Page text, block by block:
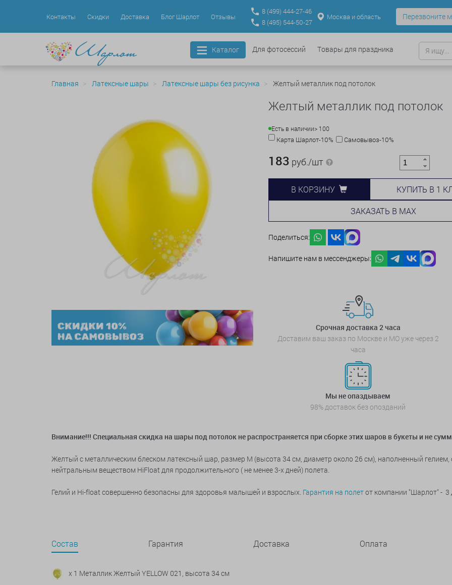
Контакты Скидки Доставка Блог Шарлот Отзывы
8 (499) 444-27-46
8 (495) 544-50-27
Москва и область Перезвоните
Каталог Для фотосессий Товары для праздника
Главная Латексные шары Латексные шары без рисунка Желтый металлик под потолок
Желтый металлик под потолок
Есть в наличии> 100
Карта Шарлот-10% Самовывоз-10%
183 руб./шт
В КОРЗИНУ КУПИТЬ В 1
ЗАКАЗАТЬ В MAX
Поделиться:
Напишите нам в мессенджеры:
Срочная доставка 2 часа
Доставим ваш заказ по Москве и МО уже через 2
часа
Мы не опаздываем
98% доставок без опозданий
Внимание!!! Специальная скидка на шары под потолок не распространяется при сборке этих шаров в букеты и не
Желтый с металлическим блеском латексный шар, размер M (высота 34 см, диаметр около 26 см), наполненный
нейтральным веществом HiFloat для продолжительного ( не менее 3-х дней) полета.
Гелий и Hi-float совершенно безопасны для здоровья малышей и взрослых. Гарантия на полетот компании "Шарлот" - 3
Состав Гарантия Доставка Оплата
x 1 Металлик Желтый YELLOW 021, высота 34 см